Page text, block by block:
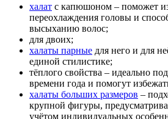
халат с капюшоном – поможет
переохлаждения головы и
высыханию волос;
для двоих;
халаты парные для него и для
единой стилистике;
тёплого свойства – идеально
времени года и помогут
халаты больших размеров –
крупной фигуры,
учётом индивидуальных